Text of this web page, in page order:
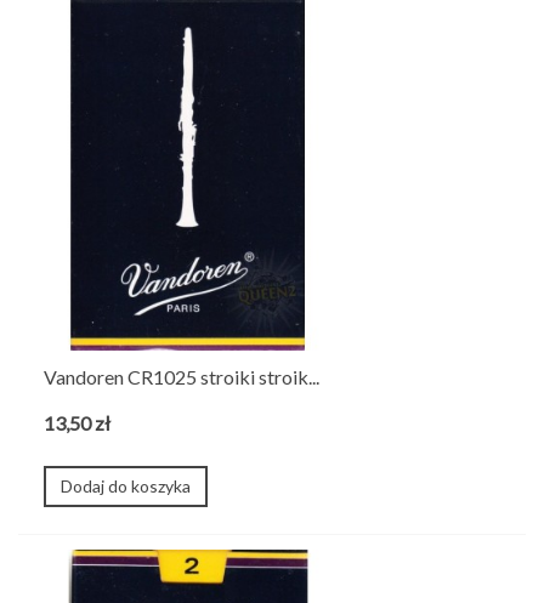
Vandoren CR1025 stroiki stroik...
13,50 zł
Dodaj do koszyka